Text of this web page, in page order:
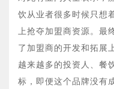
饮从业者很多时候只想
上抢夺加盟商资源。最
了加盟商的开发和拓展
越来越多的投资人、餐
标，即便这个品牌没有